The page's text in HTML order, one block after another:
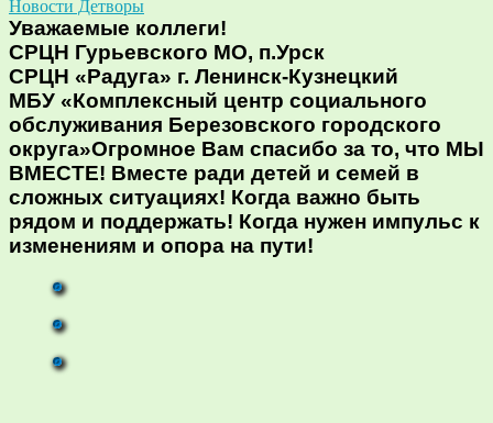
Новости Детворы
Уважаемые коллеги!
СРЦН Гурьевского МО, п.Урск
СРЦН «Радуга» г. Ленинск-Кузнецкий
МБУ «Комплексный центр социального
обслуживания Березовского городского
округа»Огромное Вам спасибо за то, что МЫ
ВМЕСТЕ! Вместе ради детей и семей в
сложных ситуациях! Когда важно быть
рядом и поддержать! Когда нужен импульс к
изменениям и опора на пути!